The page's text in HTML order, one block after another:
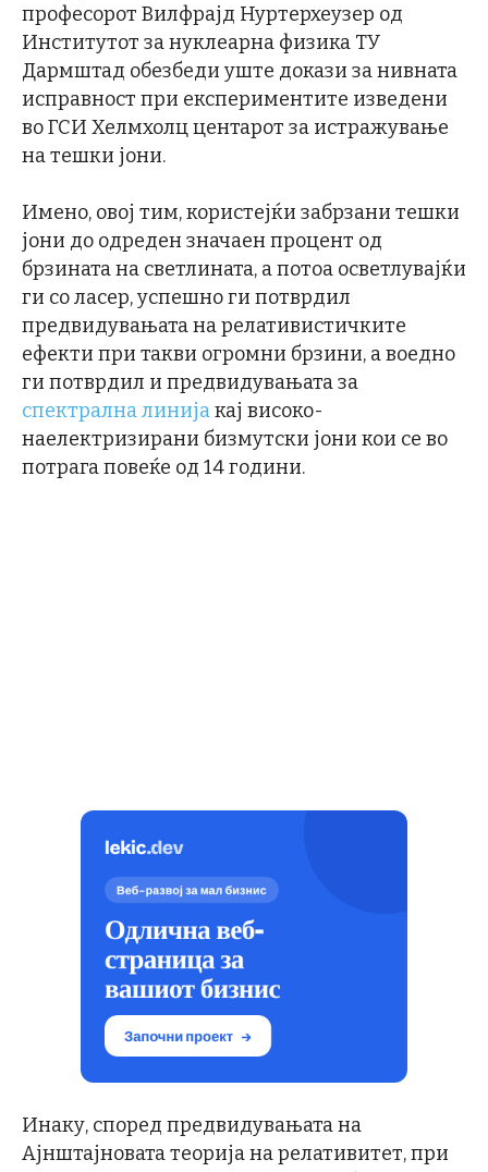
професорот Вилфрајд Нуртерхеузер од
Институтот за нуклеарна физика ТУ
Дармштад обезбеди уште докази за нивната
исправност при експериментите изведени
во ГСИ Хелмхолц центарот за истражување
на тешки јони.
Имено, овој тим, користејќи забрзани тешки
јони до одреден значаен процент од
брзината на светлината, а потоа осветлувајќи
ги со ласер, успешно ги потврдил
предвидувањата на релативистичките
ефекти при такви огромни брзини, а воедно
ги потврдил и предвидувањата за
спектрална линијакај високо-
наелектризирани бизмутски јони кои се во
потрага повеќе од 14 години.
Инаку, според предвидувањата на
Ајнштајновата теорија на релативитет, при